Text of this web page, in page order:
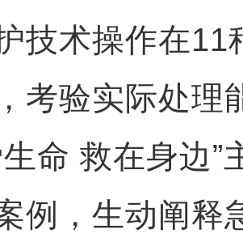
技术操作在11
考验实际处理
命 救在身边”
例，生动阐释